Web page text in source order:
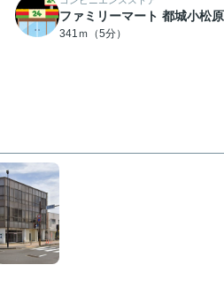
ファミリーマート 都城小松
341ｍ（5分）